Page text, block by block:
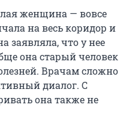
женщина — вовсе
на весь коридор и
заявляла, что у нее
она старый человек
Врачам сложно
диалог. С
она также не